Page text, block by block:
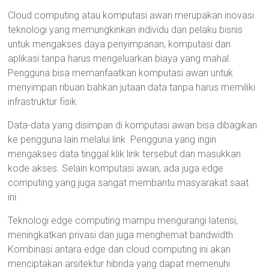
Cloud computing atau komputasi awan merupakan inovasi
teknologi yang memungkinkan individu dan pelaku bisnis
untuk mengakses daya penyimpanan, komputasi dan
aplikasi tanpa harus mengeluarkan biaya yang mahal.
Pengguna bisa memanfaatkan komputasi awan untuk
menyimpan ribuan bahkan jutaan data tanpa harus memiliki
infrastruktur fisik.
Data-data yang disimpan di komputasi awan bisa dibagikan
ke pengguna lain melalui link. Pengguna yang ingin
mengakses data tinggal klik link tersebut dan masukkan
kode akses. Selain komputasi awan, ada juga edge
computing yang juga sangat membantu masyarakat saat
ini.
Teknologi edge computing mampu mengurangi latensi,
meningkatkan privasi dan juga menghemat bandwidth.
Kombinasi antara edge dan cloud computing ini akan
menciptakan arsitektur hibrida yang dapat memenuhi